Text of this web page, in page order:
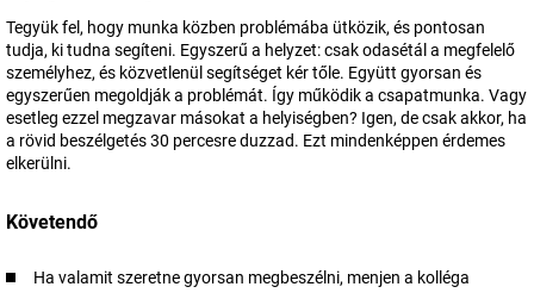
Tegyük fel, hogy munka közben problémába ütközik, és pontosan
tudja, ki tudna segíteni. Egyszerű a helyzet: csak odasétál a megfelelő
személyhez, és közvetlenül segítséget kér tőle. Együtt gyorsan és
egyszerűen megoldják a problémát. Így működik a csapatmunka. Vagy
esetleg ezzel megzavar másokat a helyiségben? Igen, de csak akkor, ha
a rövid beszélgetés 30 percesre duzzad. Ezt mindenképpen érdemes
elkerülni.
Követendő
Ha valamit szeretne gyorsan megbeszélni, menjen a kolléga